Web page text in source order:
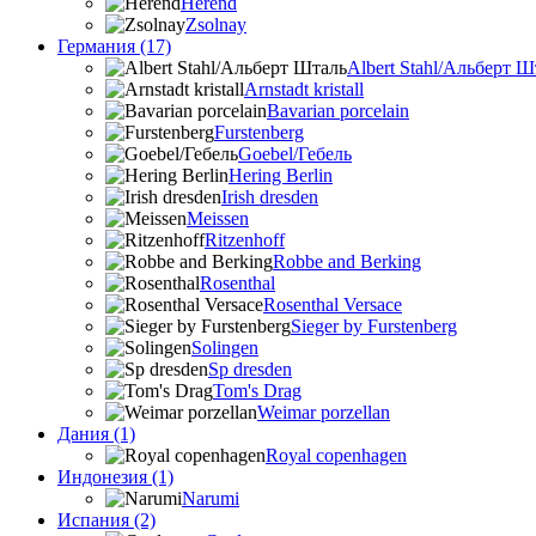
Zsolnay
Германия (17)
Albert Stahl/Альбеpт
Arnstadt kristall
Bavarian porcelain
Furstenberg
Goebel/Гебель
Hering Berlin
Irish dresden
Meissen
Ritzenhoff
Robbe and Berking
Rosenthal
Rosenthal Versace
Sieger by Furstenberg
Solingen
Sp dresden
Tom's Drag
Weimar porzellan
Дания (1)
Royal copenhagen
Индонезия (1)
Narumi
Испания (2)